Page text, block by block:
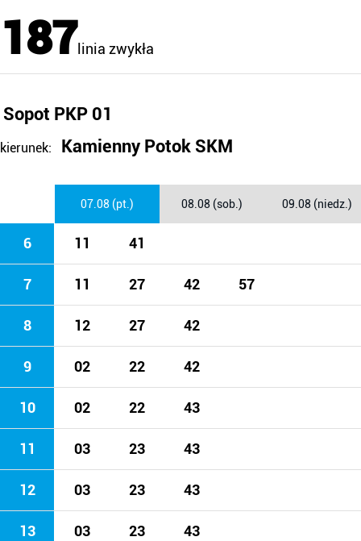
187 linia zwykła
Sopot PKP 01
kierunek: Kamienny Potok SKM
07.08 (pt.) 08.08 (sob.) 09.08 (niedz.)
6 11 41
7 11 27 42 57
8 12 27 42
9 02 22 42
10 02 22 43
11 03 23 43
12 03 23 43
13 03 23 43